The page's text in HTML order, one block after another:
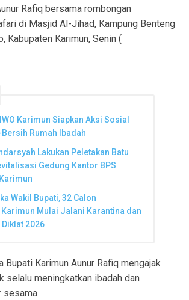
Rafiq bersama rombongan
di Masjid Al-Jihad, Kampung Benteng
Kabupaten Karimun, Senin (
Karimun Siapkan Aksi Sosial
Rumah Ibadah
Lakukan Peletakan Batu
Gedung Kantor BPS
Wakil Bupati, 32 Calon
Mulai Jalani Karantina dan
2026
Bupati Karimun Aunur Rafiq mengajak
selalu meningkatkan ibadah dan
sesama